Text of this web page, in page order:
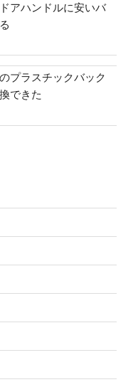
アハンドルに安いバ
プラスチックバック
できた